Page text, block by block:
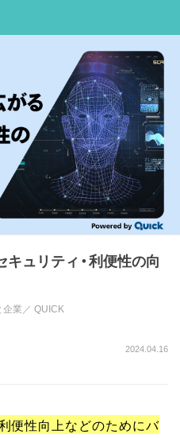
ュリティ・利便性の向
業／ QUICK
2024.04.16
便性向上などのためにバ